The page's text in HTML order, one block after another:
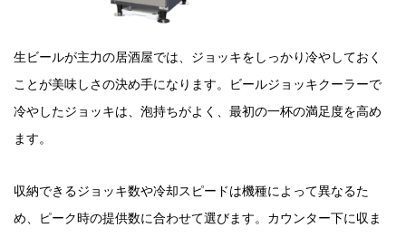
生ビールが主力の居酒屋では、ジョッキをしっかり冷やしておく
ことが美味しさの決め手になります。ビールジョッキクーラーで
冷やしたジョッキは、泡持ちがよく、最初の一杯の満足度を高め
ます。
収納できるジョッキ数や冷却スピードは機種によって異なるた
め、ピーク時の提供数に合わせて選びます。カウンター下に収ま